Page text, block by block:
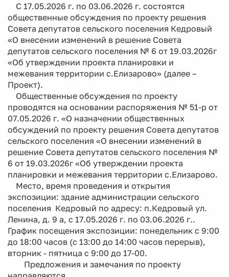
С 17.05.2026 г. по 03.06.2026 г. состоятся
общественные обсуждения по проекту решения
Совета депутатов сельского поселения Кедровый
«О внесении изменений в решение Совета
депутатов сельского поселения № 6 от 19.03.2026г
«Об утверждении проекта планировки и
межевания территории с.Елизарово» (далее –
Проект).
Общественные обсуждения по проекту
проводятся на основании распоряжения № 51-р от
07.05.2026 г. «О назначении общественных
обсуждений по проекту решения Совета депутатов
сельского поселения «О внесении изменений в
решение Совета депутатов сельского поселения №
6 от 19.03.2026г «Об утверждении проекта
планировки и межевания территории с.Елизарово.
Место, время проведения и открытия
экспозиции: здание администрации сельского
поселения Кедровый по адресу: п.Кедровый ул.
Ленина, д. 9 а, с 17.05.2026 г. по 03.06.2026 г..
График посещения экспозиции: понедельник с 9:00
до 18:00 часов (с 13:00 до 14:00 часов перерыв),
вторник - пятница с 9:00 до 17-00.
Предложения и замечания по проекту